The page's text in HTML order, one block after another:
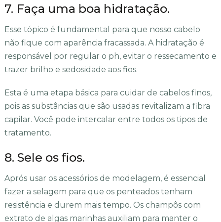
7. Faça uma boa hidratação.
Esse tópico é fundamental para que nosso cabelo
não fique com aparência fracassada. A hidratação é
responsável por regular o ph, evitar o ressecamento e
trazer brilho e sedosidade aos fios.
Esta é uma etapa básica para cuidar de cabelos finos,
pois as substâncias que são usadas revitalizam a fibra
capilar. Você pode intercalar entre todos os tipos de
tratamento.
8. Sele os fios.
Aprós usar os acessórios de modelagem, é essencial
fazer a selagem para que os penteados tenham
resistência e durem mais tempo. Os champôs com
extrato de algas marinhas auxiliam para manter o